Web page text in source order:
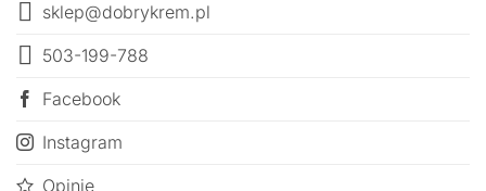
sklep@dobrykrem.pl
503-199-788
Facebook
Instagram
Opinie